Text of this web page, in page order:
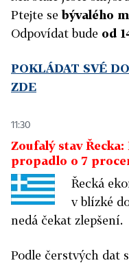
Ptejte se bývalého
Odpovídat bude od
POKLÁDAT SVÉ
ZDE
11:30
Zoufalý stav
propadlo o 7
Řecká
v blízké
nedá čekat zlepšení.
Podle čerstvých dat